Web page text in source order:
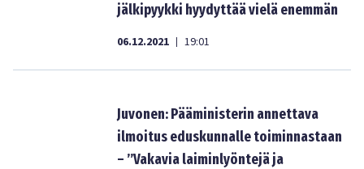
jälkipyykki hyydyttää vielä enemmän
06.12.2021 | 19:01
Juvonen: Pääministerin annettava
ilmoitus eduskunnalle toiminnastaan
– ”Vakavia laiminlyöntejä ja